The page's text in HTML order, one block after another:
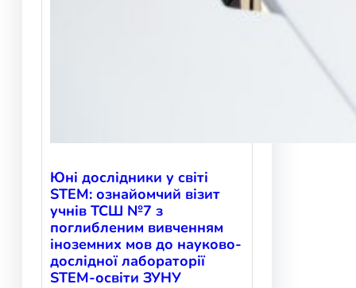
Юні дослідники у світі
STEM: ознайомчий візит
учнів ТСШ №7 з
поглибленим вивченням
іноземних мов до науково-
дослідної лабораторії
STEM-освіти ЗУНУ